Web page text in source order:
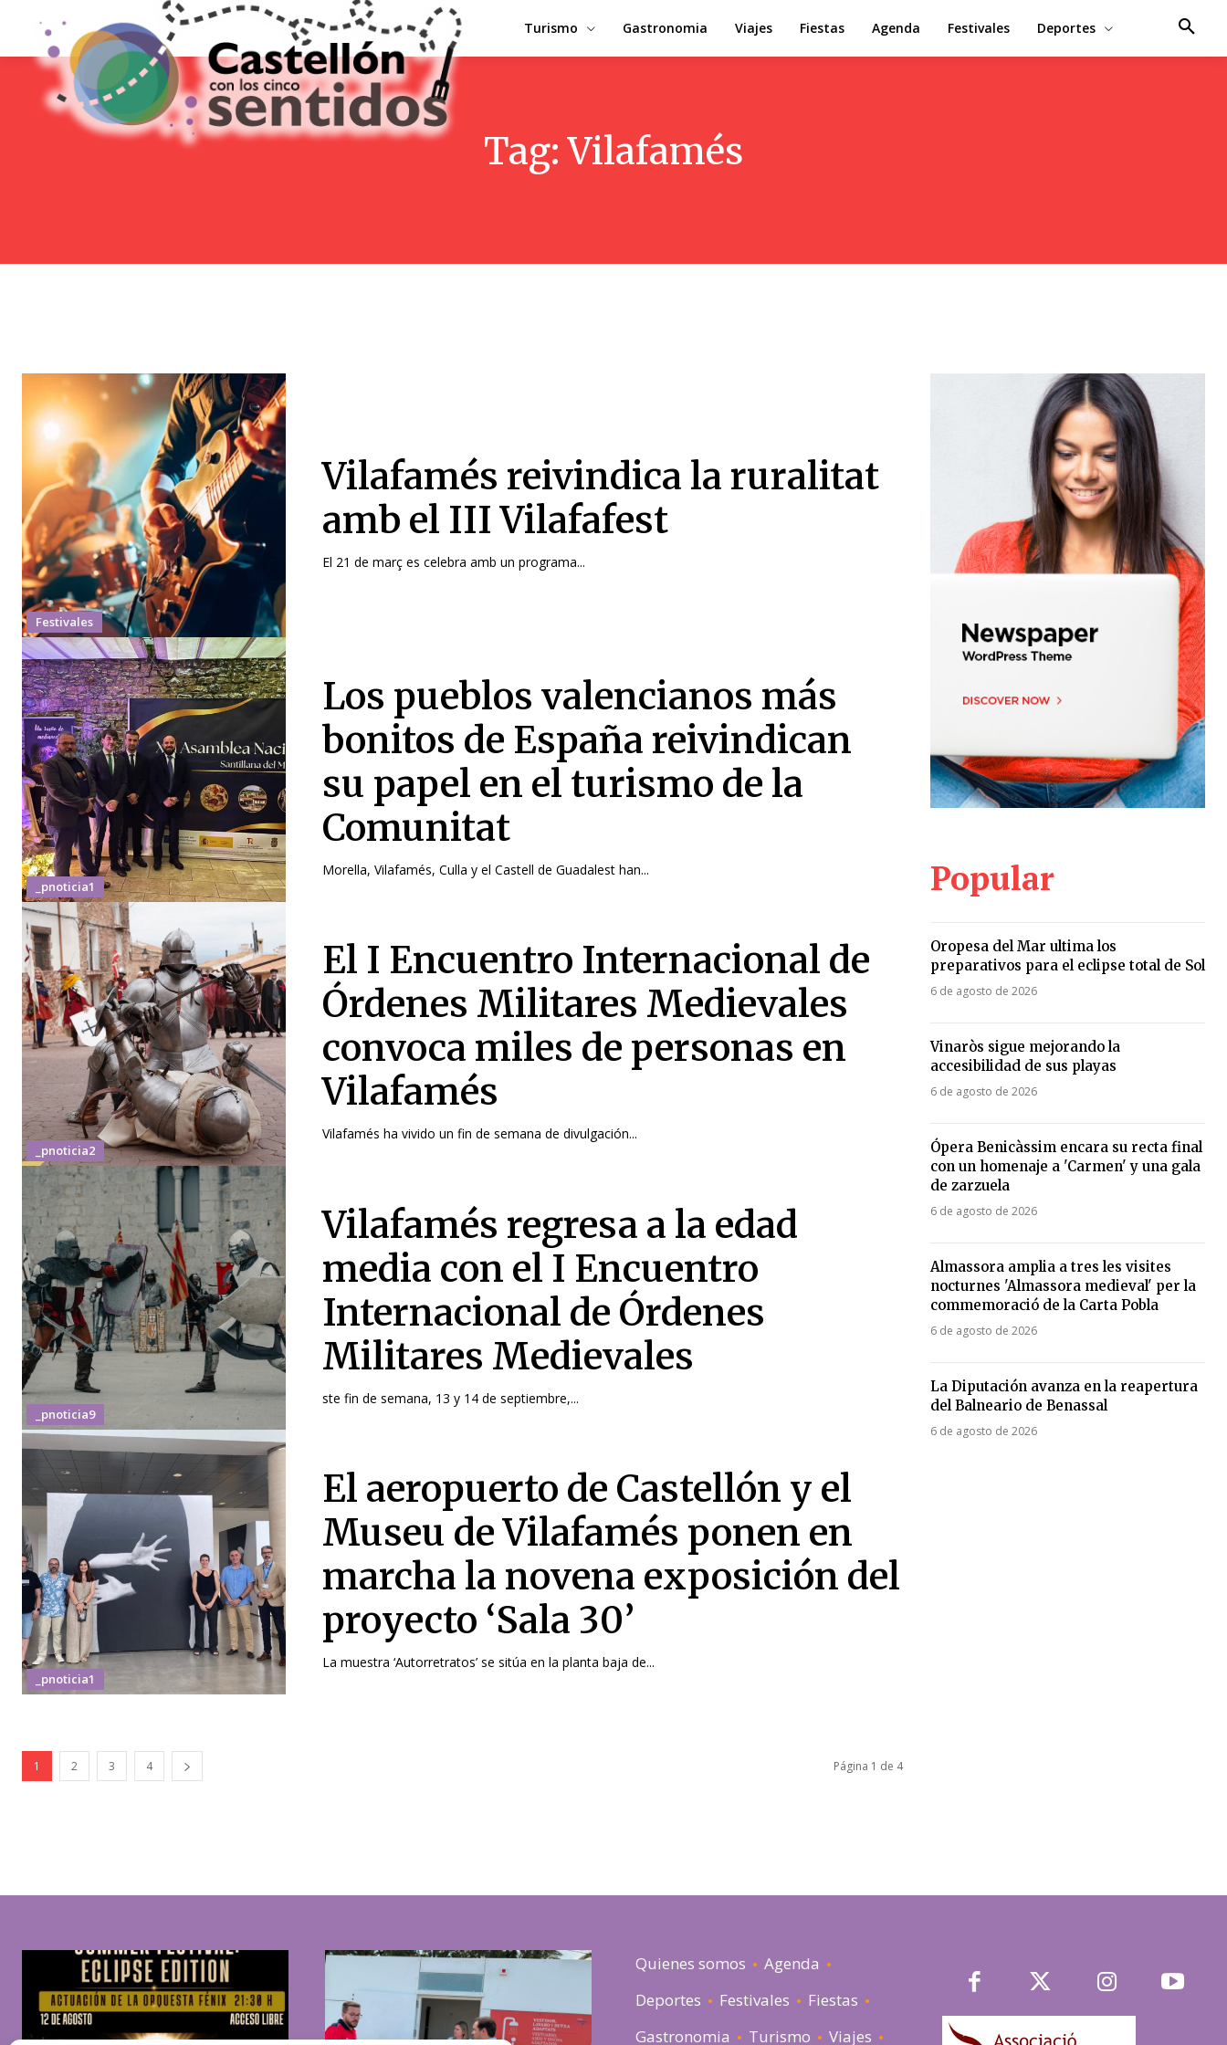
Turismo Gastronomia Viajes Fiestas Agenda Festivales Deportes
Tag:Vilafamés
Festivales
Vilafamés reivindica la ruralitat
amb el III Vilafafest
El 21 de març es celebra amb un programa...
_pnoticia1
Los pueblos valencianos más
bonitos de España reivindican
su papel en el turismo de la
Comunitat
Morella, Vilafamés, Culla y el Castell de Guadalest han...
_pnoticia2
El I Encuentro Internacional de
Órdenes Militares Medievales
convoca miles de personas en
Vilafamés
Vilafamés ha vivido un fin de semana de divulgación...
_pnoticia9
Vilafamés regresa a la edad
media con el I Encuentro
Internacional de Órdenes
Militares Medievales
ste fin de semana, 13 y 14 de septiembre,...
_pnoticia1
El aeropuerto de Castellón y el
Museu de Vilafamés ponen en
marcha la novena exposición del
proyecto ‘Sala 30’
La muestra ‘Autorretratos’ se sitúa en la planta baja de...
1 2 3 4 Página 1 de 4
Popular
Oropesa del Mar ultima los
preparativos para el eclipse total de Sol
6 de agosto de 2026
Vinaròs sigue mejorando la
accesibilidad de sus playas
6 de agosto de 2026
Ópera Benicàssim encara su recta final
con un homenaje a 'Carmen' y una gala
de zarzuela
6 de agosto de 2026
Almassora amplia a tres les visites
nocturnes 'Almassora medieval' per la
commemoració de la Carta Pobla
6 de agosto de 2026
La Diputación avanza en la reapertura
del Balneario de Benassal
6 de agosto de 2026
Quienes somos
Agenda
Deportes
Festivales
Fiestas
Gastronomia
Turismo Viajes